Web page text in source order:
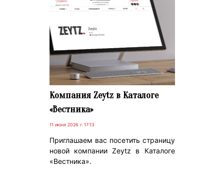
Компания Zeytz в Каталоге
«Вестника»
11 июня 2026 г. 17:13
Приглашаем вас посетить страницу
новой компании Zeytz в Каталоге
«Вестника».